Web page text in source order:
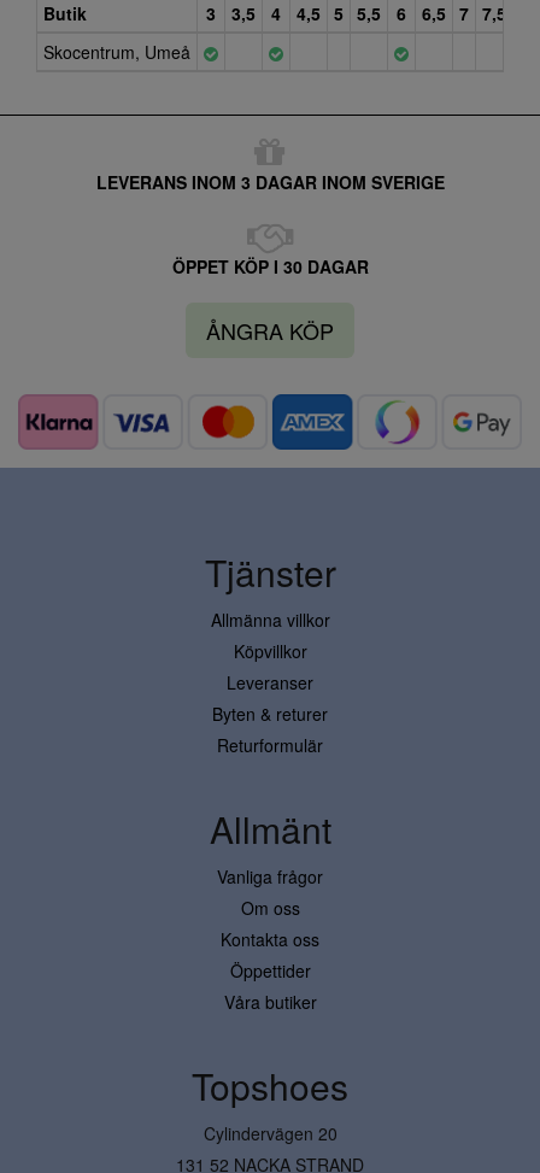
Butik
3 3,5 4 4,5 5 5,5 6 6,5 7 7,5
Skocentrum, Umeå
LEVERANS INOM 3 DAGAR INOM SVERIGE
ÖPPET KÖP I 30 DAGAR
ÅNGRA KÖP
Tjänster
Allmänna villkor
Köpvillkor
Leveranser
Byten & returer
Returformulär
Allmänt
Vanliga frågor
Om oss
Kontakta oss
Öppettider
Våra butiker
Topshoes
Cylindervägen 20
131 52 NACKA STRAND